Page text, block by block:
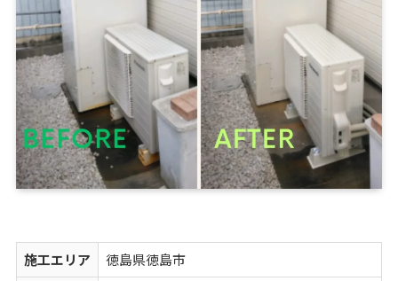
施工エリア
徳島県徳島市